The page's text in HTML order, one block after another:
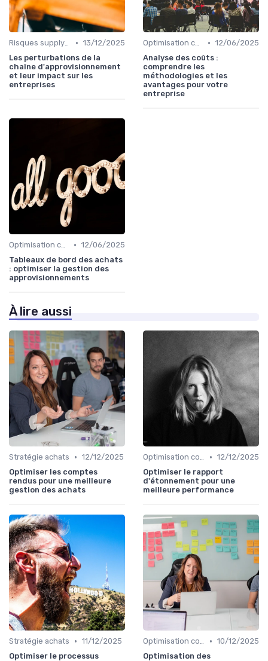
Risques supply-chain • 13/12/2025
Les perturbations de la
chaîne d'approvisionnement
et leur impact sur les
entreprises
Optimisation coûts • 12/06/2025
Analyse des coûts :
comprendre les
méthodologies et les
avantages pour votre
entreprise
Optimisation coûts • 12/06/2025
Tableaux de bord des achats
: optimiser la gestion des
approvisionnements
À lire aussi
Stratégie achats • 12/12/2025
Optimiser les comptes
rendus pour une meilleure
gestion des achats
Optimisation coûts • 12/12/2025
Optimiser le rapport
d'étonnement pour une
meilleure performance
Stratégie achats • 11/12/2025
Optimiser le processus
Optimisation coûts • 10/12/2025
Optimisation des